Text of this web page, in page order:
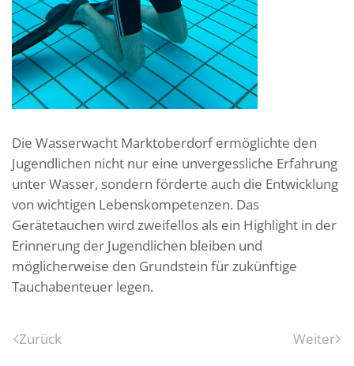
Die Wasserwacht Marktoberdorf ermöglichte den
Jugendlichen nicht nur eine unvergessliche Erfahrung
unter Wasser, sondern förderte auch die Entwicklung
von wichtigen Lebenskompetenzen. Das
Gerätetauchen wird zweifellos als ein Highlight in der
Erinnerung der Jugendlichen bleiben und
möglicherweise den Grundstein für zukünftige
Tauchabenteuer legen.
Zurück Weiter